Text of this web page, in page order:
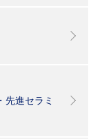
先進セラミ